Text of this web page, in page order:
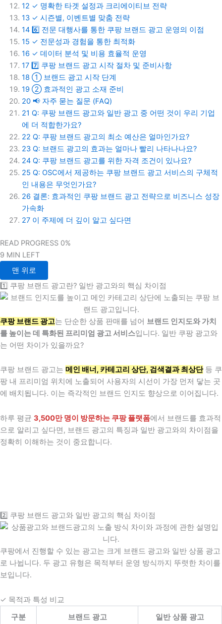
12 ✓ 명확한 타겟 설정과 크리에이티브 전략
13 ✓ 시즌별, 이벤트별 맞춤 전략
14 6️⃣ 전문 대행사를 통한 쿠팡 브랜드 광고 운영의 이점
15 ✓ 전문성과 경험을 통한 최적화
16 ✓ 데이터 분석 및 비용 효율적 운영
17 7️⃣ 쿠팡 브랜드 광고 시작 절차 및 준비사항
18 ① 브랜드 광고 시작 단계
19 ② 효과적인 광고 소재 준비
20 📢 자주 묻는 질문 (FAQ)
21 Q: 쿠팡 브랜드 광고와 일반 광고 중 어떤 것이 우리 기업
에 더 적합한가요?
22 Q: 쿠팡 브랜드 광고의 최소 예산은 얼마인가요?
23 Q: 브랜드 광고의 효과는 얼마나 빨리 나타나나요?
24 Q: 쿠팡 브랜드 광고를 위한 자격 조건이 있나요?
25 Q: OSC에서 제공하는 쿠팡 브랜드 광고 서비스의 구체적
인 내용은 무엇인가요?
26 결론: 효과적인 쿠팡 브랜드 광고 전략으로 비즈니스 성장
가속화
27 이 주제에 더 깊이 알고 싶다면
READ PROGRESS 0%
9 MIN LEFT
맨 위로
1️⃣ 쿠팡 브랜드 광고란? 일반 광고와의 핵심 차이점
쿠팡 브랜드 광고는 단순한 상품 판매를 넘어 브랜드 인지도와 가치
를 높이는 데 특화된 프리미엄 광고 서비스입니다. 일반 쿠팡 광고와
는 어떤 차이가 있을까요?
쿠팡 브랜드 광고는 메인 배너, 카테고리 상단, 검색결과 최상단등 쿠
팡 내 프리미엄 위치에 노출되어 사용자의 시선이 가장 먼저 닿는 곳
에 배치됩니다. 이는 즉각적인 브랜드 인지도 향상으로 이어집니다.
하루 평균 3,500만 명이 방문하는 쿠팡 플랫폼에서 브랜드를 효과적
으로 알리고 싶다면, 브랜드 광고의 특징과 일반 광고와의 차이점을
정확히 이해하는 것이 중요합니다.
2️⃣ 쿠팡 브랜드 광고와 일반 광고의 핵심 차이점
쿠팡에서 진행할 수 있는 광고는 크게 브랜드 광고와 일반 상품 광고
로 나뉩니다. 두 광고 유형은 목적부터 운영 방식까지 뚜렷한 차이를
보입니다.
✓ 목적과 특성 비교
구분
브랜드 광고 일반 상품 광고